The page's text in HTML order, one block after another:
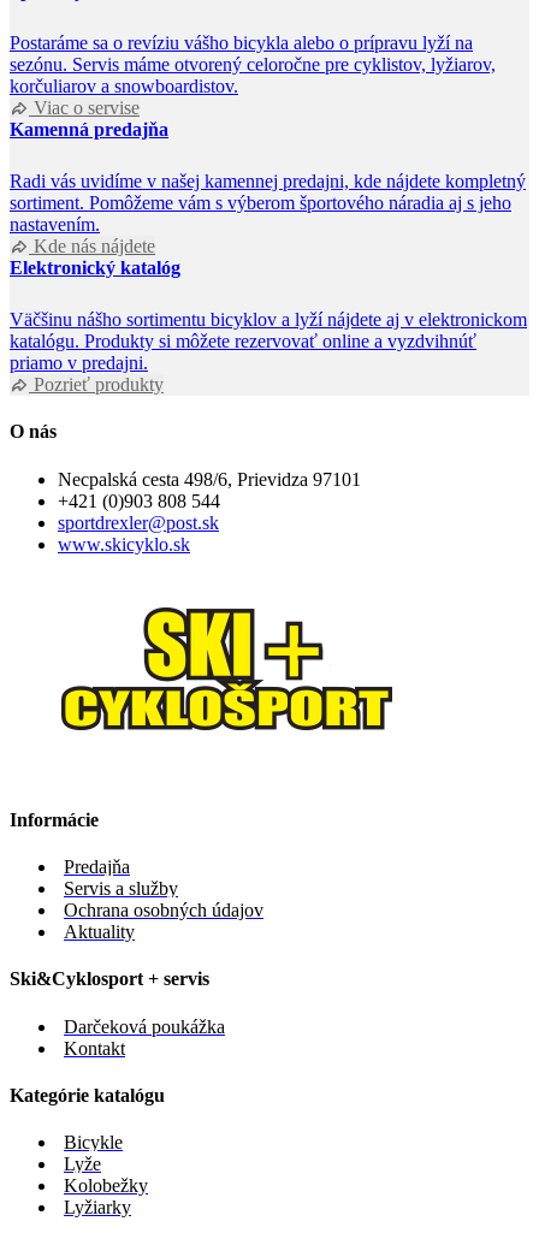
Postaráme sa o revíziu vášho bicykla alebo o prípravu lyží na
sezónu. Servis máme otvorený celoročne pre cyklistov, lyžiarov,
korčuliarov a snowboardistov.
Viac o servise
Kamenná predajňa
Radi vás uvidíme v našej kamennej predajni, kde nájdete kompletný
sortiment. Pomôžeme vám s výberom športového náradia aj s jeho
nastavením.
Kde nás nájdete
Elektronický katalóg
Väčšinu nášho sortimentu bicyklov a lyží nájdete aj v elektronickom
katalógu. Produkty si môžete rezervovať online a vyzdvihnúť
priamo v predajni.
Pozrieť produkty
O nás
Necpalská cesta 498/6, Prievidza 97101
+421 (0)903 808 544
sportdrexler@post.sk
www.skicyklo.sk
Informácie
Predajňa
Servis a služby
Ochrana osobných údajov
Aktuality
Ski&Cyklosport + servis
Darčeková poukážka
Kontakt
Kategórie katalógu
Bicykle
Lyže
Kolobežky
Lyžiarky